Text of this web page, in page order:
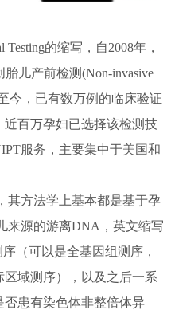
的缩写，自2008年，
儿产前检测(Non-invasive
今，已有数万例的临床验证
百万孕妇已选择该检测技
服务，主要集中于美国和
方法学上基本都是基于孕
来源的游离DNA，英文缩写
（可以是全基因组测序，
域测序），以及之后一系
患有染色体非整倍体异